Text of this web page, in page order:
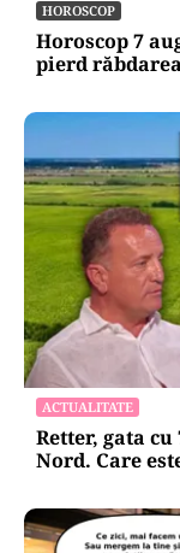
HOROSCOP
Horoscop 7
pierd
ACTUALITATE
Retter, gata
Nord. Care